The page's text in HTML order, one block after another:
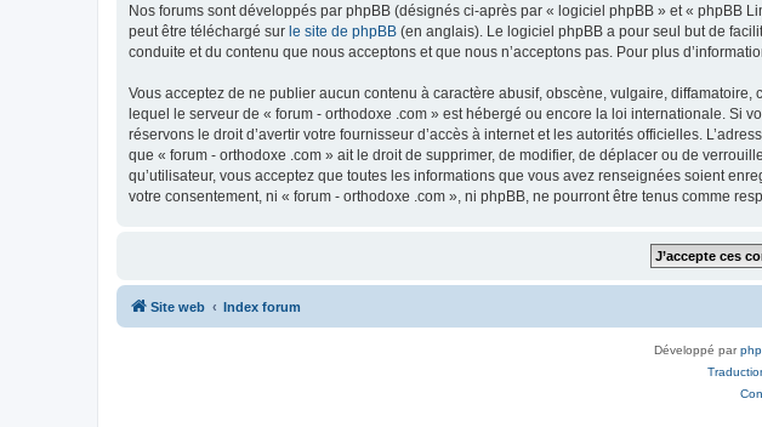
Nos forums sont développés par phpBB (désignés ci-après par « logiciel phpBB » et « phpBB
peut être téléchargé sur le site de phpBB (en anglais). Le logiciel phpBB a pour seul but de
conduite et du contenu que nous acceptons et que nous n’acceptons pas. Pour plus
Vous acceptez de ne publier aucun contenu à caractère abusif, obscène, vulgaire,
lequel le serveur de « forum - orthodoxe .com » est hébergé ou encore la loi internationale. Si
réservons le droit d’avertir votre fournisseur d’accès à internet et les autorités officielles.
que « forum - orthodoxe .com » ait le droit de supprimer, de modifier, de déplacer ou de
qu’utilisateur, vous acceptez que toutes les informations que vous avez renseignées soient
votre consentement, ni « forum - orthodoxe .com », ni phpBB, ne pourront être tenus comme
Site web Index forum
Développé par